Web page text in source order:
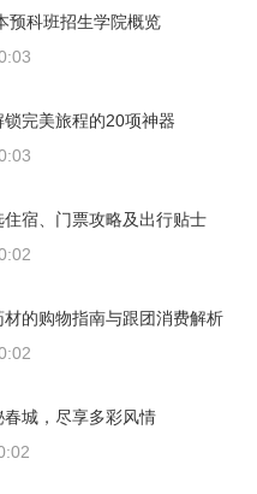
预科班招生学院概览
完美旅程的20项神器
宿、门票攻略及出行贴士
的购物指南与跟团消费解析
城，尽享多彩风情